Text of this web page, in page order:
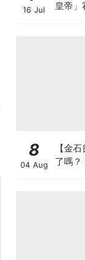
16 Jul
皇帝」
8
04 Aug
【金
了嗎？